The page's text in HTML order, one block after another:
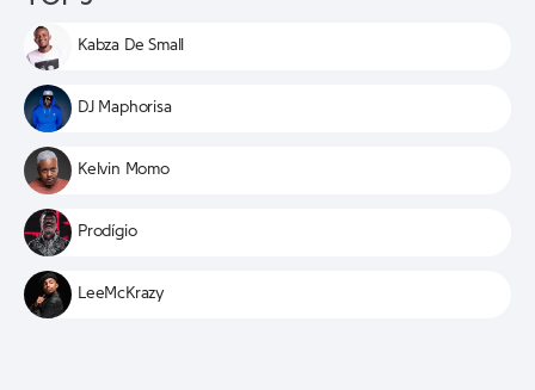
Kabza De Small
DJ Maphorisa
Kelvin Momo
Prodígio
LeeMcKrazy